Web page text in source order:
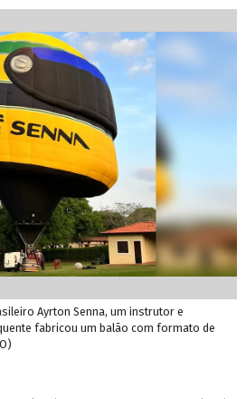
Ayrton Senna, um instrutor e
fabricou um balão com formato de